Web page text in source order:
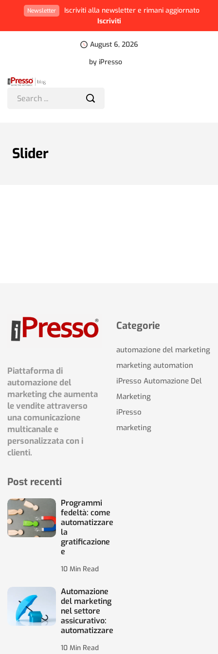
Newsletter
Iscriviti alla newsletter e rimani aggiornato
Iscriviti
August 6, 2026
by iPresso
Slider
Piattaforma di
automazione del
marketing che aumenta
le vendite attraverso
una comunicazione
multicanale e
personalizzata con i
clienti.
Categorie
automazione del marketing
marketing automation
iPresso Automazione Del
Marketing
iPresso
marketing
Post recenti
Programmi
fedeltà: come
automatizzare
la
gratificazione
e
10 Min Read
Automazione
del marketing
nel settore
assicurativo:
automatizzare
10 Min Read